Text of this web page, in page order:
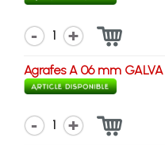
1
Agrafes A 06 mm GALVA
1